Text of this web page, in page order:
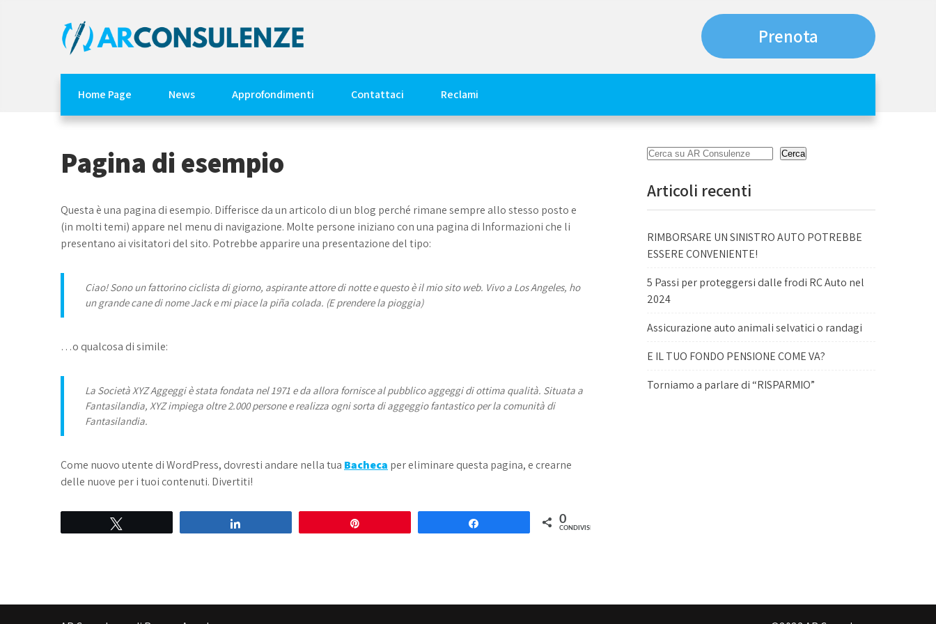
AR Consulenze
Prenota
Home Page News Approfondimenti Contattaci Reclami
Pagina di esempio
Questa è una pagina di esempio. Differisce da un articolo di un blog perché rimane sempre allo stesso posto e
(in molti temi) appare nel menu di navigazione. Molte persone iniziano con una pagina di Informazioni che li
presentano ai visitatori del sito. Potrebbe apparire una presentazione del tipo:
Ciao! Sono un fattorino ciclista di giorno, aspirante attore di notte e questo è il mio sito web. Vivo a Los Angeles, ho
un grande cane di nome Jack e mi piace la piña colada. (E prendere la pioggia)
…o qualcosa di simile:
La Società XYZ Aggeggi è stata fondata nel 1971 e da allora fornisce al pubblico aggeggi di ottima qualità. Situata a
Fantasilandia, XYZ impiega oltre 2.000 persone e realizza ogni sorta di aggeggio fantastico per la comunità di
Fantasilandia.
Come nuovo utente di WordPress, dovresti andare nella tua Bacheca per eliminare questa pagina, e crearne
delle nuove per i tuoi contenuti. Divertiti!
0
CONDIVISIONI
Cerca Cerca
Articoli recenti
RIMBORSARE UN SINISTRO AUTO POTREBBE
ESSERE CONVENIENTE!
5 Passi per proteggersi dalle frodi RC Auto nel
2024
Assicurazione auto animali selvatici o randagi
E IL TUO FONDO PENSIONE COME VA?
Torniamo a parlare di “RISPARMIO”